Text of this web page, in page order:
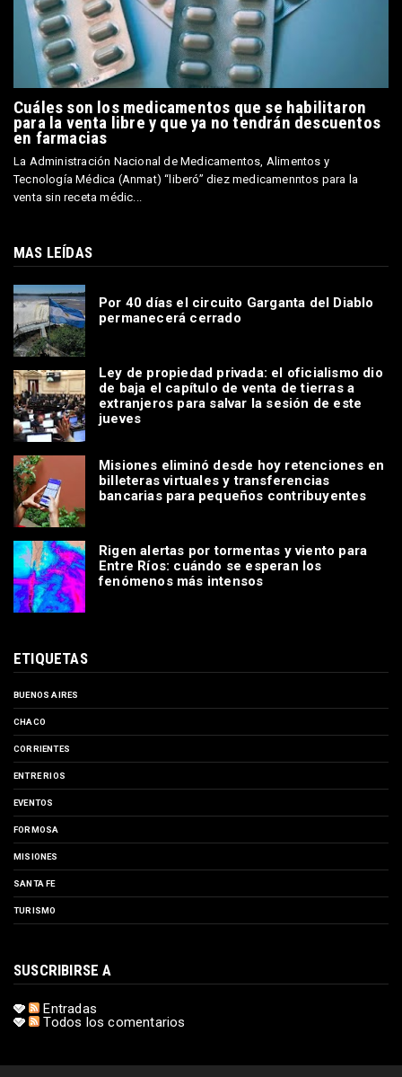
Cuáles son los medicamentos que se habilitaron
para la venta libre y que ya no tendrán descuentos
en farmacias
La Administración Nacional de Medicamentos, Alimentos y
Tecnología Médica (Anmat) “liberó” diez medicamenntos para la
venta sin receta médic...
MAS LEÍDAS
Por 40 días el circuito Garganta del Diablo
permanecerá cerrado
Ley de propiedad privada: el oficialismo dio
de baja el capítulo de venta de tierras a
extranjeros para salvar la sesión de este
jueves
Misiones eliminó desde hoy retenciones en
billeteras virtuales y transferencias
bancarias para pequeños contribuyentes
Rigen alertas por tormentas y viento para
Entre Ríos: cuándo se esperan los
fenómenos más intensos
ETIQUETAS
BUENOS AIRES
CHACO
CORRIENTES
ENTRE RIOS
EVENTOS
FORMOSA
MISIONES
SANTA FE
TURISMO
SUSCRIBIRSE A
Entradas
Todos los comentarios